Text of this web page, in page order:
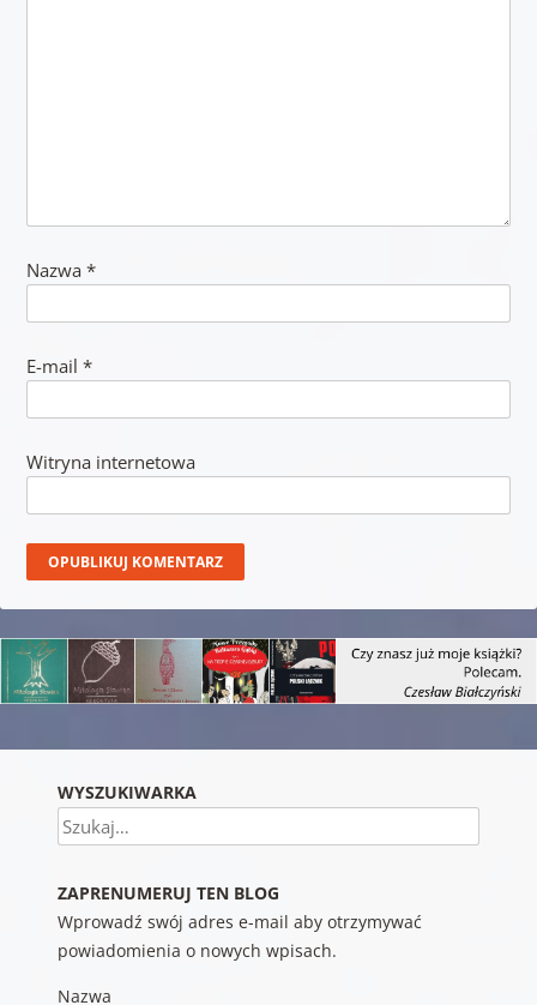
Nazwa *
E-mail *
Witryna internetowa
WYSZUKIWARKA
Szukaj
ZAPRENUMERUJ TEN BLOG
Wprowadź swój adres e-mail aby otrzymywać
powiadomienia o nowych wpisach.
Nazwa